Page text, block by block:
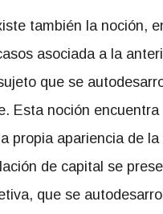
también la noción,
asociada a la
que se
Esta noción encuentra
propia apariencia de la
de capital se
que se